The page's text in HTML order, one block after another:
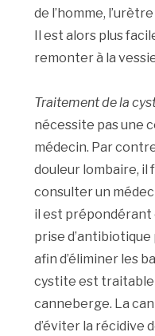
de l’homme,
Il est alors plus
remonter à la
Traitement de la
nécessite pas une
médecin. Par
douleur lombaire,
consulter un
il est prépondérant
prise
afin d’éliminer les
cystite est traitable
canneberge. La
d’éviter la récidive